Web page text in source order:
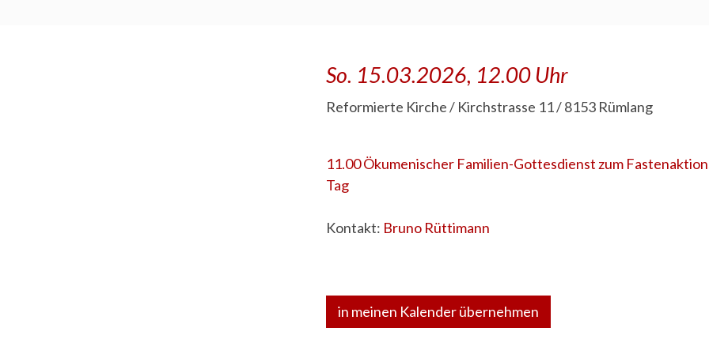
So. 15.03.2026, 12.00 Uhr
Reformierte Kirche / Kirchstrasse 11 / 8153 Rümlang
11.00 Ökumenischer Familien-Gottesdienst zum
Tag
Kontakt: Bruno Rüttimann
in meinen Kalender übernehmen